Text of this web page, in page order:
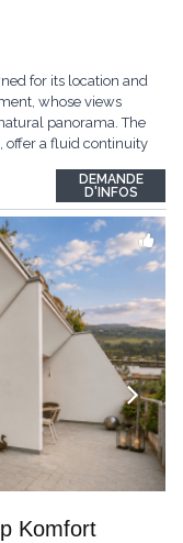
for its location and
whose views
panorama. The
offer a fluid continuity
bathroom,
...
DEMANDE
D'INFOS
Komfort